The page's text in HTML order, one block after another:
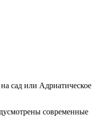
сад или Адриатическое
современные